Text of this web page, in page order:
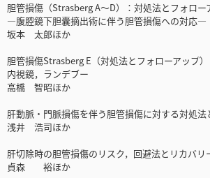
胆管損傷（Strasberg A〜D）：対処法とフォロー
―腹腔鏡下胆囊摘出術に伴う胆管損傷への対応―
坂本 太郎ほか
胆管損傷Strasberg E（対処法とフォローアップ）
内視鏡，ランデブー
高橋 智昭ほか
肝動脈・門脈損傷を伴う胆管損傷に対する対処法
浅井 浩司ほか
肝切除時の胆管損傷のリスク，回避法とリカバリ
貞森 裕ほか